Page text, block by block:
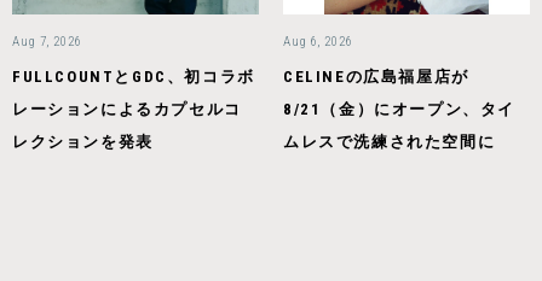
Aug 7, 2026
FULLCOUNTとGDC、初コラボ
レーションによるカプセルコ
レクションを発表
Aug 6, 2026
CELINEの広島福屋店が
8/21（金）にオープン、タイ
ムレスで洗練された空間に